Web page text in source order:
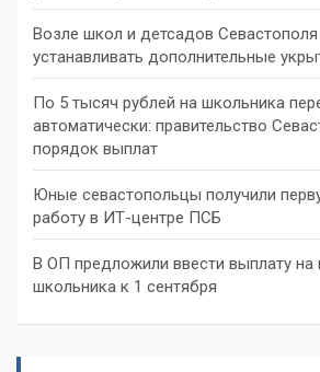
Возле школ и детсадов Севастополя
устанавливать дополнительные
По 5 тысяч рублей на школьника
автоматически: правительство
порядок выплат
Юные севастопольцы получили
работу в ИТ-центре ПСБ
В ОП предложили ввести выплату на
школьника к 1 сентября